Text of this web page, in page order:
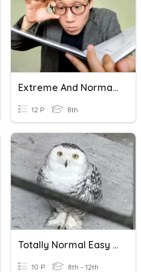
Extreme And Normal Adjectives
12 P 8th
Totally Normal Easy Quiz
10 P 8th - 12th